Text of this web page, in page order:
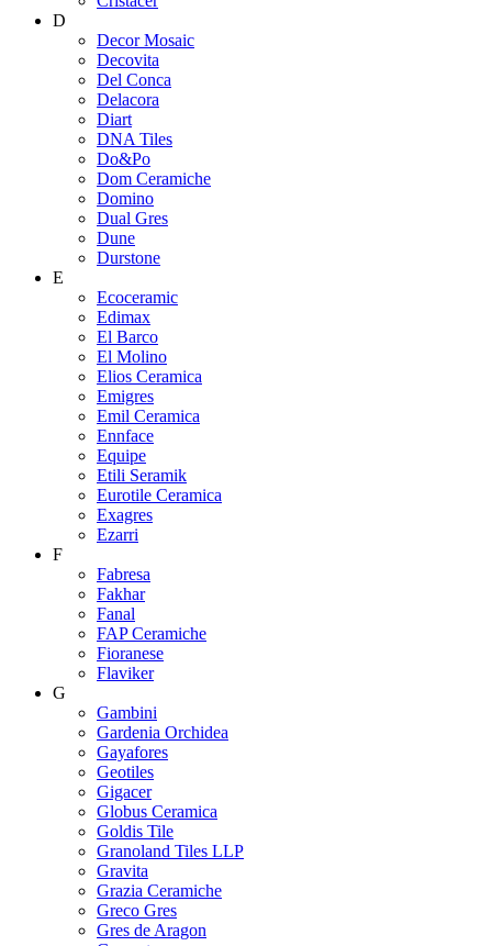
D
Decor Mosaic
Decovita
Del Conca
Delacora
Diart
DNA Tiles
Do&Po
Dom Ceramiche
Domino
Dual Gres
Dune
Durstone
E
Ecoceramic
Edimax
El Barco
El Molino
Elios Ceramica
Emigres
Emil Ceramica
Ennface
Equipe
Etili Seramik
Eurotile Ceramica
Exagres
Ezarri
F
Fabresa
Fakhar
Fanal
FAP Ceramiche
Fioranese
Flaviker
G
Gambini
Gardenia Orchidea
Gayafores
Geotiles
Gigacer
Globus Ceramica
Goldis Tile
Granoland Tiles LLP
Gravita
Grazia Ceramiche
Greco Gres
Gres de Aragon